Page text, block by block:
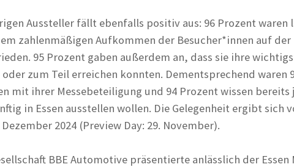
Aussteller fällt ebenfalls positiv aus: 96 Prozent waren
zahlenmäßigen Aufkommen der Besucher*innen auf der
95 Prozent gaben außerdem an, dass sie ihre
zum Teil erreichen konnten. Dementsprechend waren
mit ihrer Messebeteiligung und 94 Prozent wissen
in Essen ausstellen wollen. Die Gelegenheit ergibt sich
2024 (Preview Day: 29. November).
BBE Automotive präsentierte anlässlich der Essen